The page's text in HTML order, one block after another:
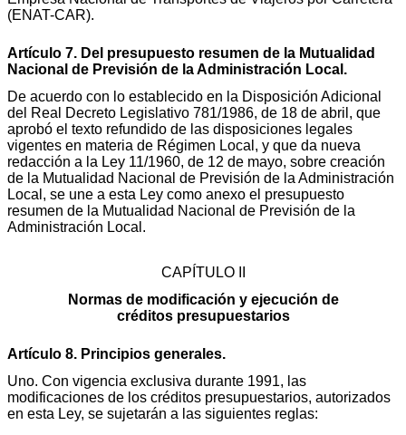
(ENAT-CAR).
Artículo 7. Del presupuesto resumen de la Mutualidad
Nacional de Previsión de la Administración Local.
De acuerdo con lo establecido en la Disposición Adicional
del Real Decreto Legislativo 781/1986, de 18 de abril, que
aprobó el texto refundido de las disposiciones legales
vigentes en materia de Régimen Local, y que da nueva
redacción a la Ley 11/1960, de 12 de mayo, sobre creación
de la Mutualidad Nacional de Previsión de la Administración
Local, se une a esta Ley como anexo el presupuesto
resumen de la Mutualidad Nacional de Previsión de la
Administración Local.
CAPÍTULO II
Normas de modificación y ejecución de
créditos presupuestarios
Artículo 8. Principios generales.
Uno. Con vigencia exclusiva durante 1991, las
modificaciones de los créditos presupuestarios, autorizados
en esta Ley, se sujetarán a las siguientes reglas: